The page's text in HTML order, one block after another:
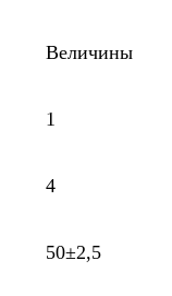
Величины
1
4
50±2,5